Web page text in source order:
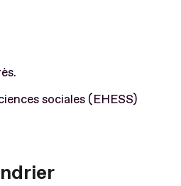
sociales (EHESS)